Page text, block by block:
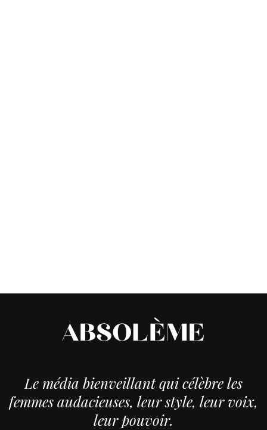
Le média bienveillant qui célèbre les
femmes audacieuses, leur style, leur voix,
leur pouvoir.